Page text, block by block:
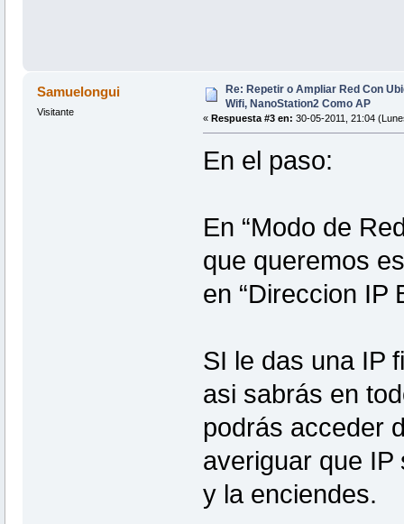
Samuelongui
Visitante
Re: Repetir o Ampliar Red Con
Wifi, NanoStation2 Como AP
« Respuesta #3 en: 30-05-2011, 21:04
En el paso:
En “Modo de
que queremos
en “Direccion IP
SI le das una IP
asi sabrás en
podrás acceder
averiguar que
y la enciendes.